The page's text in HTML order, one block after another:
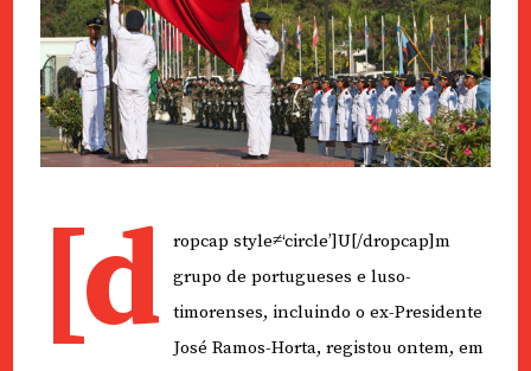
[d
ropcap style≠‘circle’]U[/dropcap]m
grupo de portugueses e luso-
timorenses, incluindo o ex-Presidente
José Ramos-Horta, registou ontem, em